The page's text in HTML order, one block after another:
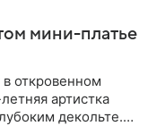
мини-платье
откровенном
артистка
декольте.